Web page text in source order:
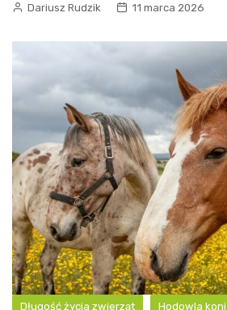
Dariusz Rudzik 11 marca 2026
Długość życia zwierząt Hodowla koni